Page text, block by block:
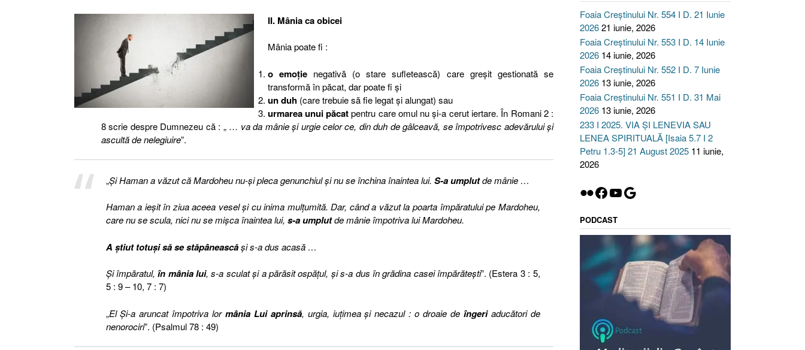
II. Mânia ca obicei
Mânia poate fi :
o emoţienegativă (o stare sufletească) care greşit gestionată se
transformă în păcat, dar poate fi şi
un duh (care trebuie să fie legat şi alungat) sau
urmarea unui păcatpentru care omul nu şi-a cerut iertare. În Romani 2 :
8 scrie despre Dumnezeu că : „ … va da mânie şi urgie celor ce, din duh de gâlceavă, se împotrivesc adevărului şi
ascultă de nelegiuire”.
„Şi Haman a văzut că Mardoheu nu-şi pleca genunchiul şi nu se închina înaintea lui. S-a umplutde mânie …
Haman a ieşit în ziua aceea vesel şi cu inima mulţumită. Dar, când a văzut la poarta împăratului pe Mardoheu,
care nu se scula, nici nu se mişca înaintea lui, s-a umplutde mânie împotriva lui Mardoheu.
A ştiut totuşi să se stăpâneascăşi s-a dus acasă …
Şi împăratul,în mânia lui, s-a sculat şi a părăsit ospăţul, şi s-a dus în grădina casei împărăteşti”. (Estera 3 : 5,
5 : 9 – 10, 7 : 7)
„El Şi-a aruncat împotriva lor mânia Lui aprinsă, urgia, iuţimea şi necazul : o droaie de îngeriaducători de
nenorociri”. (Psalmul 78 : 49)
Foaia Creștinului Nr. 554 I D. 21 Iunie
202621 iunie, 2026
Foaia Creștinului Nr. 553 I D. 14 Iunie
2026 14 iunie, 2026
Foaia Creștinului Nr. 552 I D. 7 Iunie
2026 13 iunie, 2026
Foaia Creștinului Nr. 551 I D. 31 Mai
2026 13 iunie, 2026
233 I 2025. VIA ȘI LENEVIA SAU
LENEA SPIRITUALĂ [Isaia 5.7 I 2
Petru 1.3-5] 21 August 2025 11 iunie,
2026
Flickr
Facebook
YouTube
Google
PODCAST